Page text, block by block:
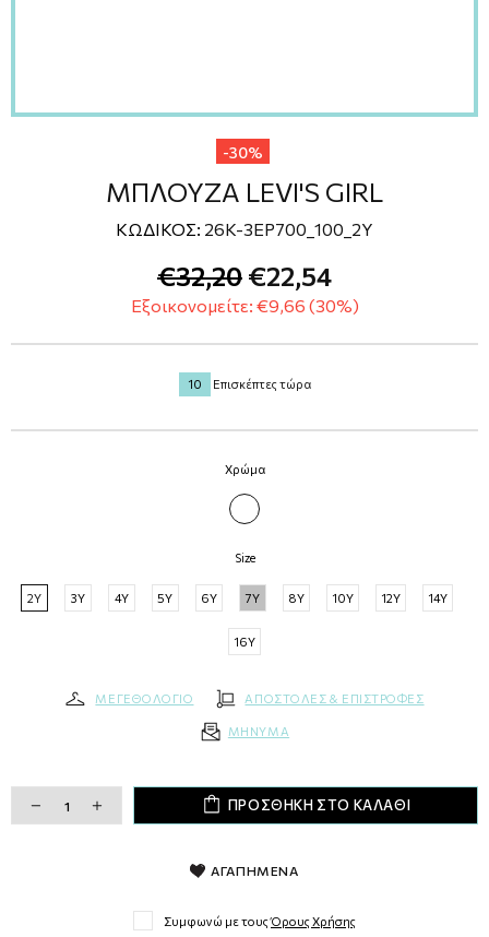
-30%
ΜΠΛΟΥΖΑ LEVI'S GIRL
ΚΩΔΙΚΟΣ: 26K-3EP700_100_2Y
€32,20 €22,54
Εξοικονομείτε: €9,66 (30%)
10 Επισκέπτες τώρα
Χρώμα
ΛΕΥΚΟ
Size
2Y 3Y 4Y 5Y 6Y 7Y 8Y 10Y 12Y 14Y
16Y
ΜΕΓΕΘΟΛΟΓΙΟ ΑΠΟΣΤΟΛΕΣ & ΕΠΙΣΤΡΟΦΕΣ
MΗΝΥMA
ΠΡΟΣΘΗΚΗ ΣΤΟ ΚΑΛΑΘΙ
ΑΓΑΠΗΜΕΝΑ
Συμφωνώ με τουςΌρους Χρήσης